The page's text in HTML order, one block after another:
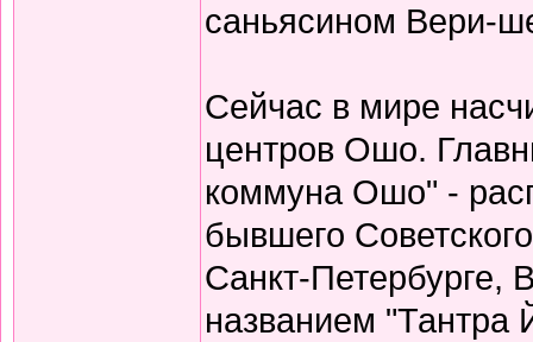
саньясином Вери-
Сейчас в мире
центров Ошо.
коммуна Ошо" -
бывшего
Санкт-Петербурге,
названием "Тантра